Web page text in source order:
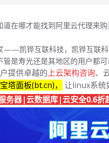
道在哪才能找到阿里云代理来
——凯铧互联科技，凯铧互联
是寿光还是其地区的用户都可
提供卓越的上云架构咨询、
宝塔面板(bt.cn)，
让linux系统
务器|云数据库|云安全0.6折